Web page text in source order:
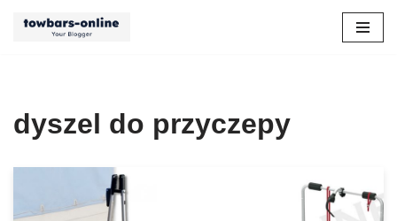
dyszel do przyczepy